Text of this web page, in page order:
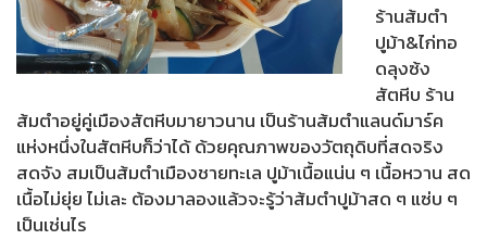
ร้านส้มตำ
ปูม้า&ไก่ทอ
ดลุงซ้ง
สัตหีบ ร้าน
ส้มตำอยู่คู่เมืองสัตหีบมายาวนาน เป็นร้านส้มตำแลนด์มาร์ค
แห่งหนึ่งในสัตหีบก็ว่าได้ ด้วยคุณภาพของวัตถุดิบที่สดจริง
สดจัง สมเป็นส้มตำเมืองชายทะเล ปูม้าเนื้อแน่น ๆ เนื้อหวาน สด
เนื้อไม่ยุ่ย ไม่เละ ต้องมาลองแล้วจะรู้ว่าส้มตำปูม้าสด ๆ แซ่บ ๆ
เป็นเช่นไร